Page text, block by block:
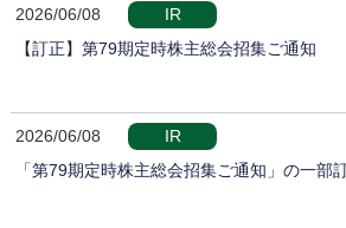
2026/06/08
IR
【訂正】第79期定時株主総会招集ご通知
2026/06/08
IR
「第79期定時株主総会招集ご通知」の一部